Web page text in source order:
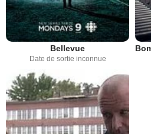
Bellevue
Date de sortie inconnue